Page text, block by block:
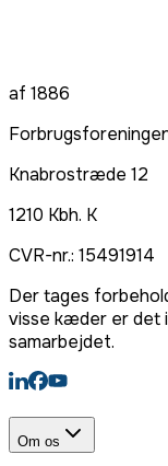
af 1886
Knabrostræde 12
1210 Kbh. K
CVR-nr.: 15491914
Der tages
visse kæder er det
samarbejdet.
Om os